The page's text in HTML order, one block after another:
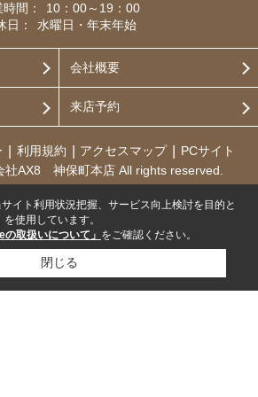
間：
10：00～19：00
日：
水曜日・年末年始
会社概要
来店予約
利用規約 アクセスマップ
PCサイト
社AX8 神保町本店 All rights reserved.
イト利用状況把握、サービス向上検討を目的と
使用しています。
の取扱いについて」 をご確認ください。
閉じる